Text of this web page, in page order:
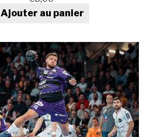
quantité de Photo de sport au
Ajouter au panier